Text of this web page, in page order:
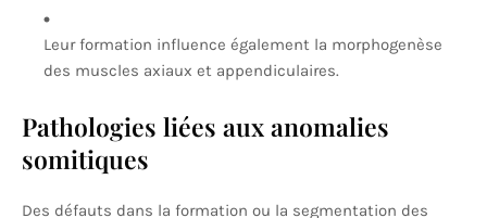
Leur formation influence également la morphogenèse
des muscles axiaux et appendiculaires.
Pathologies liées aux anomalies
somitiques
Des défauts dans la formation ou la segmentation des